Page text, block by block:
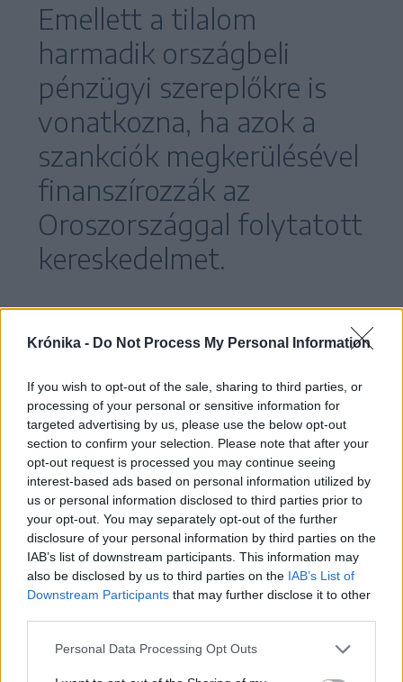
Krónika - Do Not Process My Personal Information
If you wish to opt-out of the sale, sharing to third parties, or
processing of your personal or sensitive information for
targeted advertising by us, please use the below opt-out
section to confirm your selection. Please note that after your
opt-out request is processed you may continue seeing
interest-based ads based on personal information utilized by
us or personal information disclosed to third parties prior to
your opt-out. You may separately opt-out of the further
disclosure of your personal information by third parties on the
IAB’s list of downstream participants. This information may
also be disclosed by us to third parties on the IAB’s List of
Downstream Participants that may further disclose it to other
Personal Data Processing Opt Outs
Emellett a tilalom
harmadik országbeli
pénzügyi szereplőkre is
vonatkozna, ha azok a
szankciók megkerülésével
finanszírozzák az
Oroszországgal folytatott
kereskedelmet.
Befektetési Alap, annak leányvállalatai és
beruházási projektjei elleni szankciók
bevezetését is – taglalta von der Leyen.
A bizottság elnöke hozzátette: az EU 2,5
milliárd euró értékű – gépekre, fémekre,
műanyagokra és vegyi anyagokra vonatkozó –
exporttilalmat is javasol, ami megfosztja az
orosz gazdaságot kulcsfontosságú
technológiáktól és ipari javaktól. Emellett
korlátozni fogja a kettős felhasználású (civil és
katonai) termékek és technológiák exportját,
amelyeket drónok, rakéták és más